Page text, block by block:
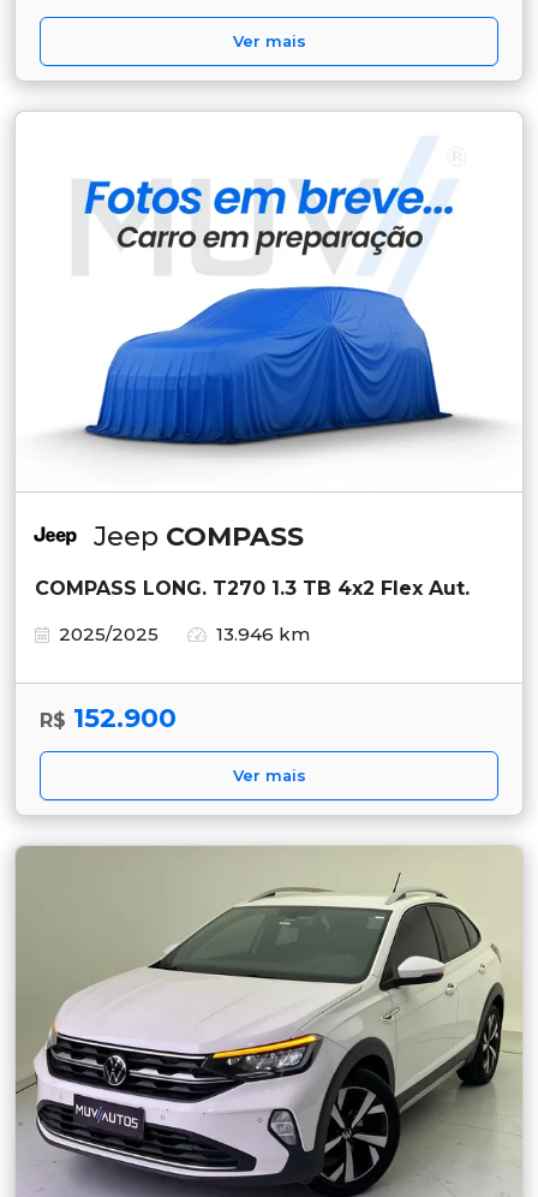
Ver mais
Jeep COMPASS
COMPASS LONG. T270 1.3 TB 4x2 Flex Aut.
2025/2025
13.946 km
R$ 152.900
Ver mais